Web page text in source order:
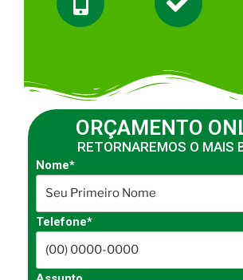
ORÇAMENTO
RETORNAREMOS O MAIS
Nome*
Telefone*